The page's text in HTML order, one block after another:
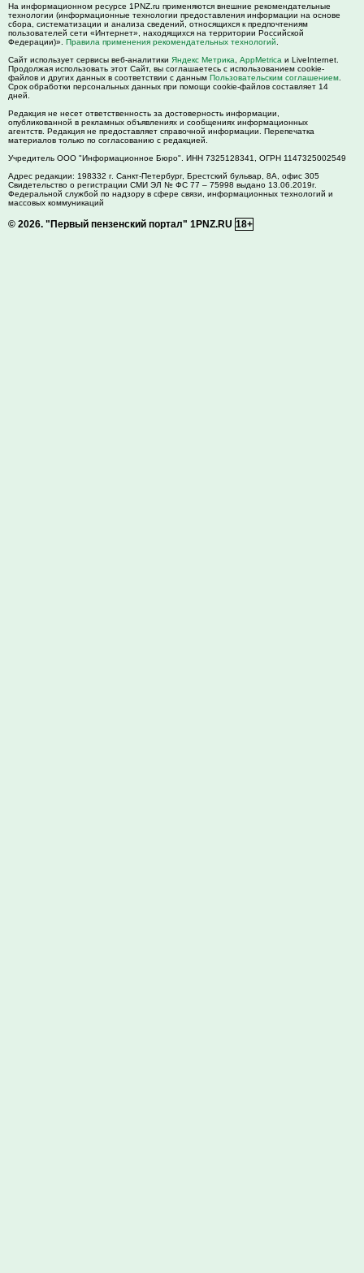
На информационном ресурсе 1PNZ.ru применяются внешние рекомендательные
технологии (информационные технологии предоставления информации на основе
сбора, систематизации и анализа сведений, относящихся к предпочтениям
пользователей сети «Интернет», находящихся на территории Российской
Федерации)». Правила применения рекомендательных технологий
Сайт использует сервисы веб-аналитики Яндекс Метрика AppMetrica и LiveInternet.
Продолжая использовать этот Сайт, вы соглашаетесь с использованием cookie-
файлов и других данных в соответствии с данным Пользовательским соглашением
Срок обработки персональных данных при помощи cookie-файлов составляет 14
дней.
Редакция не несет ответственность за достоверность информации,
опубликованной в рекламных объявлениях и сообщениях информационных
агентств. Редакция не предоставляет справочной информации. Перепечатка
материалов только по согласованию с редакцией.
Учредитель ООО "Информационное Бюро". ИНН 7325128341, ОГРН 1147325002549
Адрес редакции: 198332 г. Санкт-Петербург, Брестский бульвар, 8А, офис 305
Свидетельство о регистрации СМИ ЭЛ № ФС 77 – 75998 выдано 13.06.2019г.
Федеральной службой по надзору в сфере связи, информационных технологий и
массовых коммуникаций
© 2026. "Первый пензенский портал" 1PNZ.RU 18+